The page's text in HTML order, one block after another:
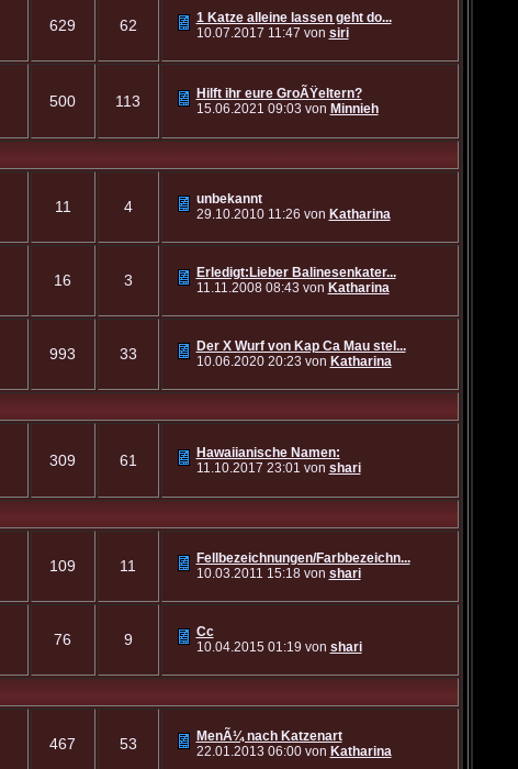
629 62
1 Katze alleine lassen geht do...
10.07.2017 11:47 von siri
500 113
Hilft ihr eure GroÃŸeltern?
15.06.2021 09:03 von Minnieh
11 4
unbekannt
29.10.2010 11:26 von Katharina
16 3
Erledigt:Lieber Balinesenkater...
11.11.2008 08:43 von Katharina
993 33
Der X Wurf von Kap Ca Mau stel...
10.06.2020 20:23 von Katharina
309 61
Hawaiianische Namen:
11.10.2017 23:01 von shari
109 11
Fellbezeichnungen/Farbbezeichn...
10.03.2011 15:18von shari
76 9
Cc
10.04.2015 01:19 von shari
467 53
MenÃ¼ nach Katzenart
22.01.2013 06:00von Katharina